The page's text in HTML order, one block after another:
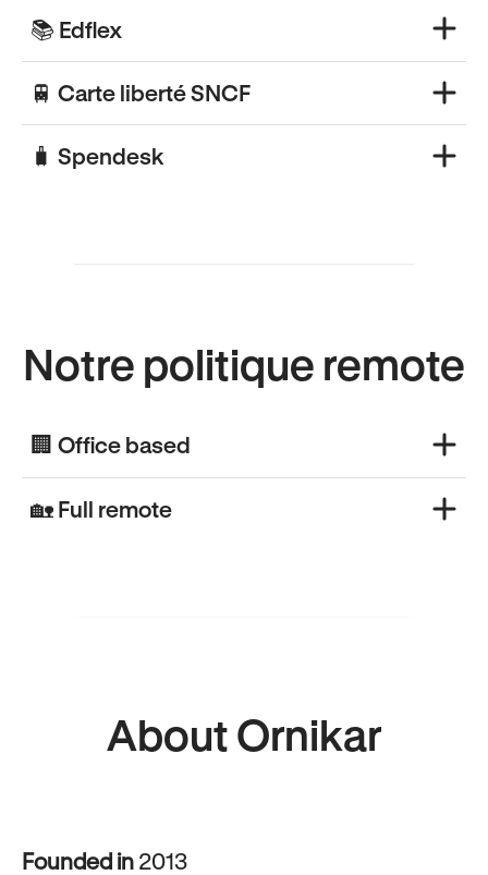
📚 Edflex
🚆 Carte liberté SNCF
🧳 Spendesk
Notre politique remote
🏢 Office based
🏡 Full remote
About Ornikar
Founded in 2013